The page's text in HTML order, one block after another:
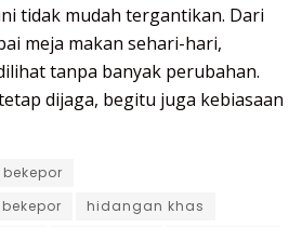
tidak mudah tergantikan. Dari
meja makan sehari-hari,
tanpa banyak perubahan.
dijaga, begitu juga kebiasaan
hidangan khas